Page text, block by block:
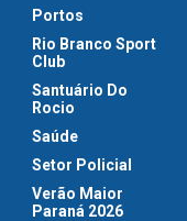
Portos
Rio Branco Sport
Club
Santuário Do
Rocio
Saúde
Setor Policial
Verão Maior
Paraná 2026